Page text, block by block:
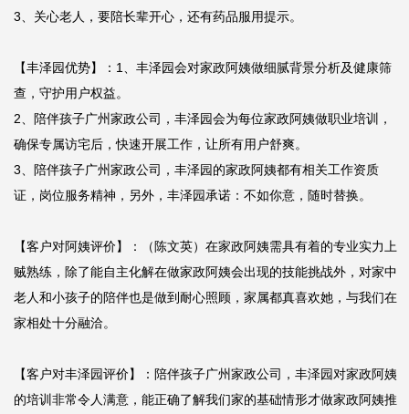
3、关心老人，要陪长辈开心，还有药品服用提示。
【丰泽园优势】：1、丰泽园会对家政阿姨做细腻背景分析及健康筛
查，守护用户权益。
2、陪伴孩子广州家政公司，丰泽园会为每位家政阿姨做职业培训，
确保专属访宅后，快速开展工作，让所有用户舒爽。
3、陪伴孩子广州家政公司，丰泽园的家政阿姨都有相关工作资质
证，岗位服务精神，另外，丰泽园承诺：不如你意，随时替换。
【客户对阿姨评价】：（陈文英）在家政阿姨需具有着的专业实力上
贼熟练，除了能自主化解在做家政阿姨会出现的技能挑战外，对家中
老人和小孩子的陪伴也是做到耐心照顾，家属都真喜欢她，与我们在
家相处十分融洽。
【客户对丰泽园评价】：陪伴孩子广州家政公司，丰泽园对家政阿姨
的培训非常令人满意，能正确了解我们家的基础情形才做家政阿姨推